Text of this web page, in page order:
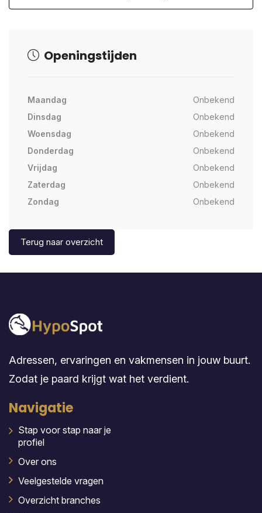
Openingstijden
Maandag
Onbekend
Dinsdag
Onbekend
Woensdag
Onbekend
Donderdag
Onbekend
Vrijdag
Onbekend
Zaterdag
Onbekend
Zondag
Onbekend
Terug naar overzicht
Adressen, ervaringen en vakmensen in jouw buurt.
Zodat je paard krijgt wat het verdient.
Navigatie
Stap voor stap naar je
profiel
Over ons
Veelgestelde vragen
Overzicht branches